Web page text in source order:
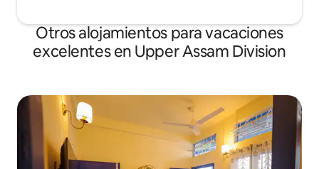
Otros alojamientos para vacaciones
excelentes en Upper Assam Division